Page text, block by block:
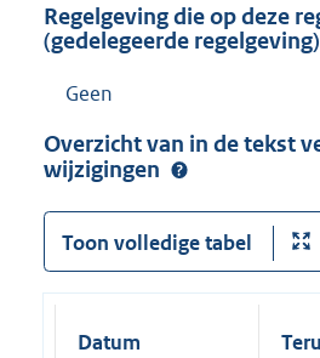
Regelgeving die op deze
(gedelegeerde regelgeving)
Geen
Overzicht van in de tekst
wijzigingen
Toon volledige tabel
Datum